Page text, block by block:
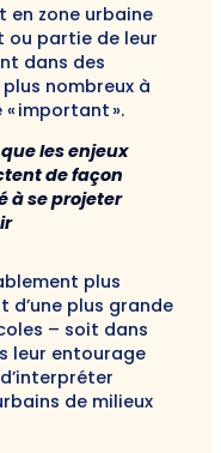
en zone urbaine
ou partie de leur
dans des
nombreux à
important ».
les enjeux
de façon
à se projeter
plus
plus grande
– soit dans
leur entourage
de milieux